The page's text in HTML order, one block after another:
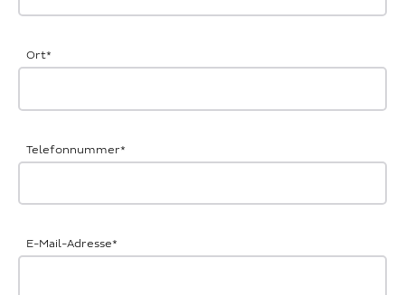
Ort*
Telefonnummer*
E-Mail-Adresse*